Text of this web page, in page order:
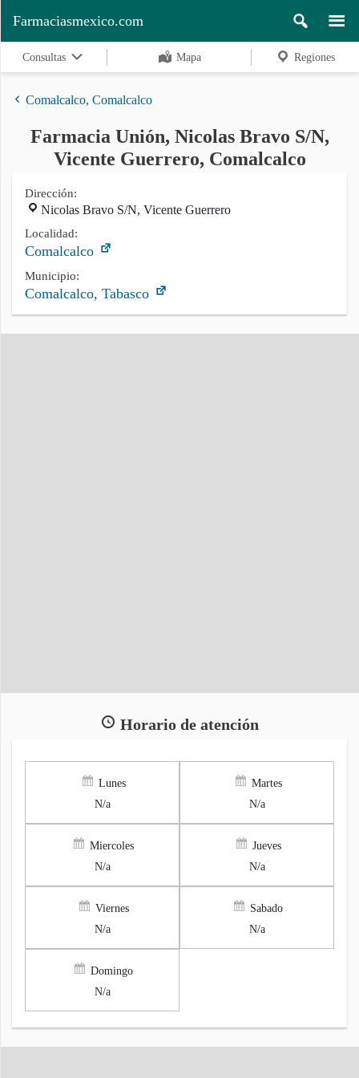
Buscar
Contacto
Farmaciasmexico.com
Consultas Mapa Regiones
Comalcalco, Comalcalco
Farmacia Unión, Nicolas Bravo S/N,
Vicente Guerrero, Comalcalco
Dirección:
Nicolas Bravo S/N, Vicente Guerrero
Localidad:
Comalcalco
Municipio:
Comalcalco, Tabasco
Horario de atención
Lunes
N/a
Martes
N/a
Miercoles
N/a
Jueves
N/a
Viernes
N/a
Sabado
N/a
Domingo
N/a